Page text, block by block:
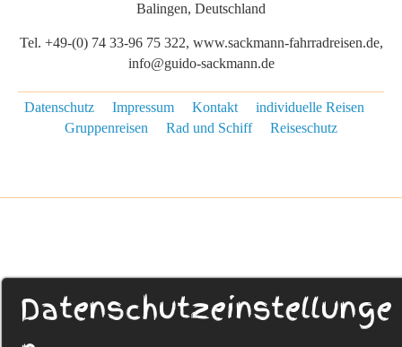
Balingen, Deutschland
Tel. +49-(0) 74 33-96 75 322, www.sackmann-fahrradreisen.de,
info@guido-sackmann.de
Datenschutz Impressum Kontakt
individuelle Reisen
Gruppenreisen
Rad und Schiff Reiseschutz
Datenschutzeinstellunge